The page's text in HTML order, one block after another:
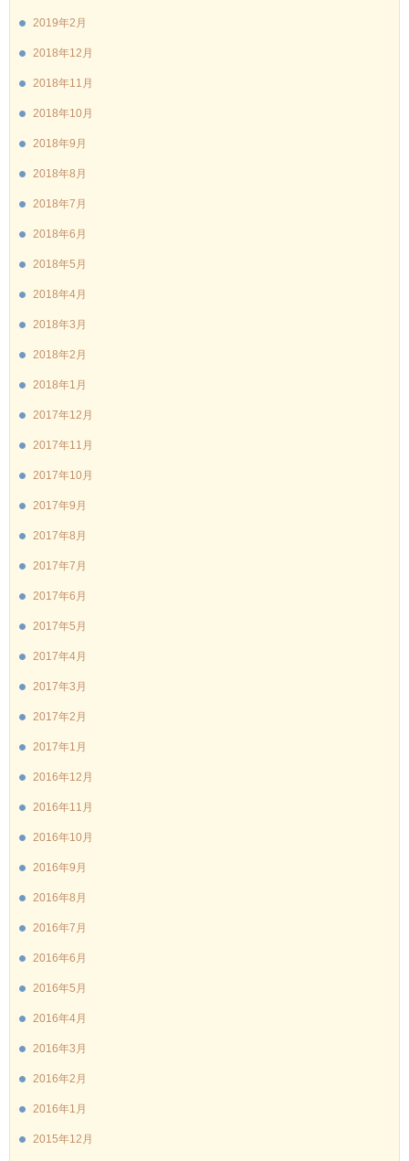
2019年2月
2018年12月
2018年11月
2018年10月
2018年9月
2018年8月
2018年7月
2018年6月
2018年5月
2018年4月
2018年3月
2018年2月
2018年1月
2017年12月
2017年11月
2017年10月
2017年9月
2017年8月
2017年7月
2017年6月
2017年5月
2017年4月
2017年3月
2017年2月
2017年1月
2016年12月
2016年11月
2016年10月
2016年9月
2016年8月
2016年7月
2016年6月
2016年5月
2016年4月
2016年3月
2016年2月
2016年1月
2015年12月